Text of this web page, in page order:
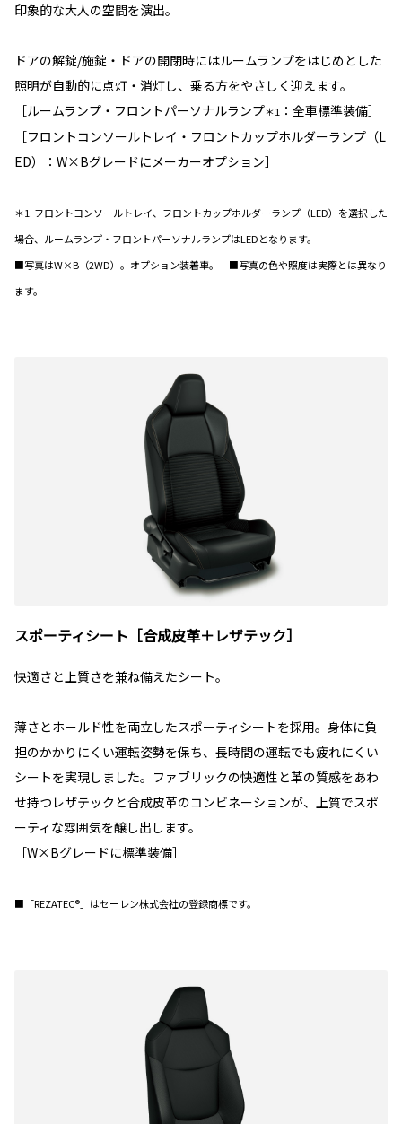
印象的な大人の空間を演出。
ドアの解錠/施錠・ドアの開閉時にはルームランプをはじめとした
照明が自動的に点灯・消灯し、乗る方をやさしく迎えます。
［ルームランプ・フロントパーソナルランプ＊1 ：全車標準装備］
［フロントコンソールトレイ・フロントカップホルダーランプ（L
ED）：W×Bグレードにメーカーオプション］
＊1. フロントコンソールトレイ、フロントカップホルダーランプ（LED）を選択した
場合、ルームランプ・フロントパーソナルランプはLEDとなります。
■写真はW×B（2WD）。オプション装着車。 ■写真の色や照度は実際とは異なり
ます。
スポーティシート［合成皮革＋レザテック］
快適さと上質さを兼ね備えたシート。
薄さとホールド性を両立したスポーティシートを採用。身体に負
担のかかりにくい運転姿勢を保ち、長時間の運転でも疲れにくい
シートを実現しました。ファブリックの快適性と革の質感をあわ
せ持つレザテックと合成皮革のコンビネーションが、上質でスポ
ーティな雰囲気を醸し出します。
［W×Bグレードに標準装備］
■「REZATEC®」はセーレン株式会社の登録商標です。